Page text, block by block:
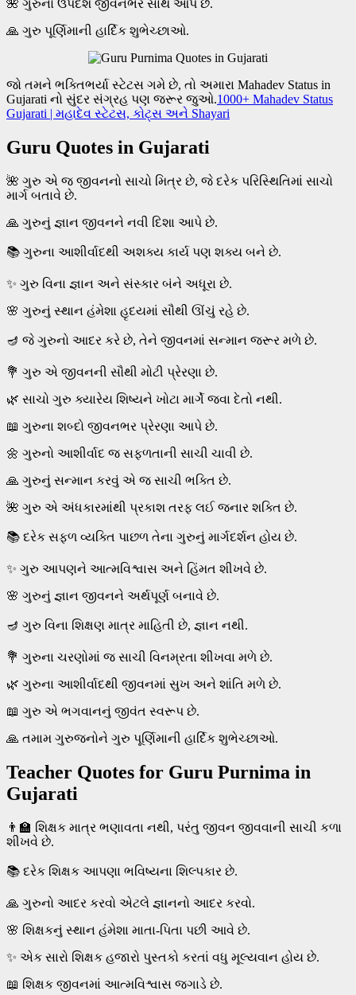
🌺 ગુરુનો ઉપદેશ જીવનભર સાથ આપે છે.
🙏 ગુરુ પૂર્ણિમાની હાર્દિક શુભેચ્છાઓ.
જો તમને ભક્તિભર્યા સ્ટેટસ ગમે છે, તો અમારા Mahadev Status in
Gujarati નો સુંદર સંગ્રહ પણ જરૂર જુઓ.1000+ Mahadev Status
Gujarati | મહાદેવ સ્ટેટસ, કોટ્સ અને Shayari
Guru Quotes in Gujarati
🌺 ગુરુ એ જ જીવનનો સાચો મિત્ર છે, જે દરેક પરિસ્થિતિમાં સાચો
માર્ગ બતાવે છે.
🙏 ગુરુનું જ્ઞાન જીવનને નવી દિશા આપે છે.
📚 ગુરુના આશીર્વાદથી અશક્ય કાર્ય પણ શક્ય બને છે.
✨ ગુરુ વિના જ્ઞાન અને સંસ્કાર બંને અધૂરા છે.
🌸 ગુરુનું સ્થાન હંમેશા હૃદયમાં સૌથી ઊંચું રહે છે.
🪔 જે ગુરુનો આદર કરે છે, તેને જીવનમાં સન્માન જરૂર મળે છે.
💐 ગુરુ એ જીવનની સૌથી મોટી પ્રેરણા છે.
🌿 સાચો ગુરુ ક્યારેય શિષ્યને ખોટા માર્ગે જવા દેતો નથી.
📖 ગુરુના શબ્દો જીવનભર પ્રેરણા આપે છે.
🌼 ગુરુનો આશીર્વાદ જ સફળતાની સાચી ચાવી છે.
🙏 ગુરુનું સન્માન કરવું એ જ સાચી ભક્તિ છે.
🌺 ગુરુ એ અંધકારમાંથી પ્રકાશ તરફ લઈ જનાર શક્તિ છે.
📚 દરેક સફળ વ્યક્તિ પાછળ તેના ગુરુનું માર્ગદર્શન હોય છે.
✨ ગુરુ આપણને આત્મવિશ્વાસ અને હિંમત શીખવે છે.
🌸 ગુરુનું જ્ઞાન જીવનને અર્થપૂર્ણ બનાવે છે.
🪔 ગુરુ વિના શિક્ષણ માત્ર માહિતી છે, જ્ઞાન નથી.
💐 ગુરુના ચરણોમાં જ સાચી વિનમ્રતા શીખવા મળે છે.
🌿 ગુરુના આશીર્વાદથી જીવનમાં સુખ અને શાંતિ મળે છે.
📖 ગુરુ એ ભગવાનનું જીવંત સ્વરૂપ છે.
🙏 તમામ ગુરુજનોને ગુરુ પૂર્ણિમાની હાર્દિક શુભેચ્છાઓ.
Teacher Quotes for Guru Purnima in
Gujarati
👨‍🏫 શિક્ષક માત્ર ભણાવતા નથી, પરંતુ જીવન જીવવાની સાચી કળા
શીખવે છે.
📚 દરેક શિક્ષક આપણા ભવિષ્યના શિલ્પકાર છે.
🙏 ગુરુનો આદર કરવો એટલે જ્ઞાનનો આદર કરવો.
🌸 શિક્ષકનું સ્થાન હંમેશા માતા-પિતા પછી આવે છે.
✨ એક સારો શિક્ષક હજારો પુસ્તકો કરતાં વધુ મૂલ્યવાન હોય છે.
📖 શિક્ષક જીવનમાં આત્મવિશ્વાસ જગાડે છે.